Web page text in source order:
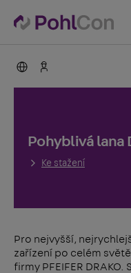
PohlCon
Pohyblivá lana
Ke stažení
Pro nejvyšší,
zařízení po celém
firmy PFEIFER